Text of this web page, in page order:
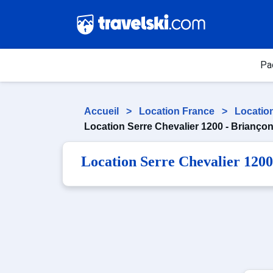
Accueil > Location France >
Location Serre Chevalier 1200 - Briançon
Location Serre Chevalier